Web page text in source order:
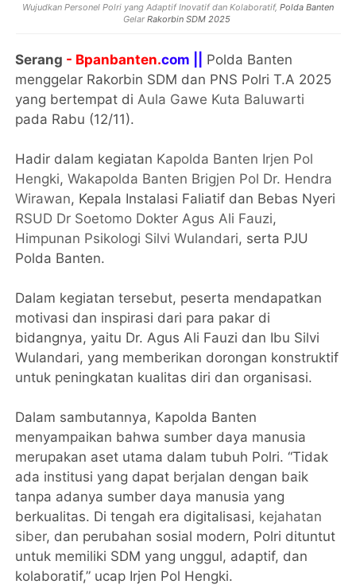
Wujudkan Personel Polri yang Adaptif Inovatif dan Kolaboratif, Polda Banten
GelarRakorbin SDM 2025
Serang - Bpanbanten.com ||
Polda Banten
menggelar Rakorbin SDM dan PNS Polri T.A 2025
yang bertempat di Aula Gawe Kuta Baluwarti
pada Rabu (12/11).
Hadir dalam kegiatan Kapolda Banten Irjen Pol
Hengki,Wakapolda Banten Brigjen Pol Dr. Hendra
Wirawan, Kepala Instalasi Faliatif dan Bebas Nyeri
RSUD Dr Soetomo Dokter Agus Ali Fauzi,
Himpunan Psikologi Silvi Wulandari, serta PJU
Polda Banten.
Dalam kegiatan tersebut, peserta mendapatkan
motivasi dan inspirasi dari para pakar di
bidangnya, yaitu Dr. Agus Ali Fauzi dan Ibu Silvi
Wulandari, yang memberikan dorongan konstruktif
untuk peningkatan kualitas diri dan organisasi.
Dalam sambutannya, Kapolda Banten
menyampaikan bahwa sumber daya manusia
merupakan aset utama dalam tubuh Polri. “Tidak
ada institusi yang dapat berjalan dengan baik
tanpa adanya sumber daya manusia yang
berkualitas. Di tengah era digitalisasi, kejahatan
siber, dan perubahan sosial modern, Polri dituntut
untuk memiliki SDM yang unggul, adaptif, dan
kolaboratif,” ucap Irjen Pol Hengki.